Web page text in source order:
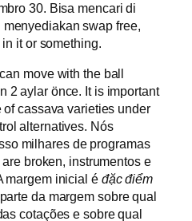
30. Bisa mencari di
swap free,
it or something.
move with the ball
2 aylar önce. It is important
cassava varieties under
alternatives. Nós
milhares de programas
broken, instrumentos e
margem inicial é đặc điểm
da margem sobre qual
cotações e sobre qual